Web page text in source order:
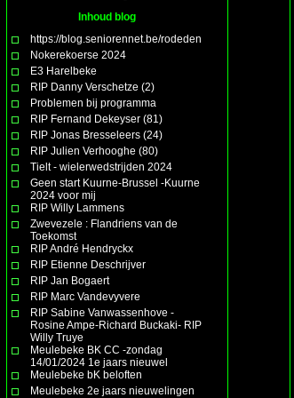
Inhoud blog
https://blog.seniorennet.be/rodeden
Nokerekoerse 2024
E3 Harelbeke
RIP Danny Verschetze (2)
Problemen bij programma
RIP Fernand Dekeyser (81)
RIP Jonas Bresseleers (24)
RIP Julien Verhooghe (80)
Tielt - wielerwedstrijden 2024
Geen start Kuurne-Brussel -Kuurne
2024 voor mij
RIP Willy Lammens
Zwevezele : Flandriens van de
Toekomst
RIP André Hendryckx
RIP Etienne Deschrijver
RIP Jan Bogaert
RIP Marc Vandevyvere
RIP Sabine Vanwassenhove -
Rosine Ampe-Richard Buckaki- RIP
Willy Truye
Meulebeke BK CC -zondag
14/01/2024 1e jaars nieuwel
Meulebeke bK beloften
Meulebeke 2e jaars nieuwelingen